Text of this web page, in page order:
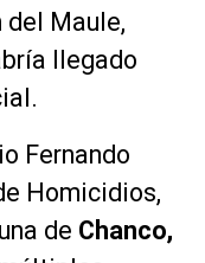
del Maule,
llegado
Fernando
Homicidios,
de Chanco,